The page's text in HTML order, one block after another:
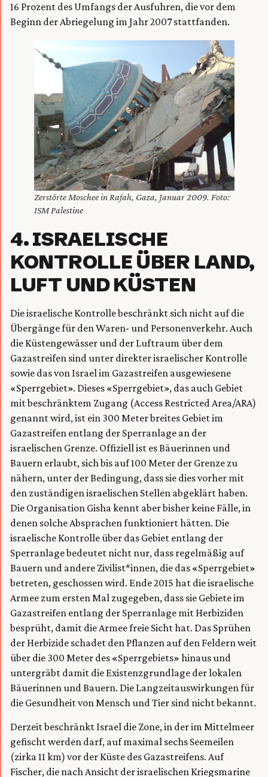
16 Prozent des Umfangs der Ausfuhren, die vor dem
Beginn der Abriegelung im Jahr 2007 stattfanden.
Zerstörte Moschee in Rafah, Gaza, Januar 2009. Foto:
ISM Palestine
4. ISRAELISCHE
KONTROLLE ÜBER LAND,
LUFT UND KÜSTEN
Die israelische Kontrolle beschränkt sich nicht auf die
Übergänge für den Waren- und Personenverkehr. Auch
die Küstengewässer und der Luftraum über dem
Gazastreifen sind unter direkter israelischer Kontrolle
sowie das von Israel im Gazastreifen ausgewiesene
«Sperrgebiet». Dieses «Sperrgebiet», das auch Gebiet
mit beschränktem Zugang (Access Restricted Area/ARA)
genannt wird, ist ein 300 Meter breites Gebiet im
Gazastreifen entlang der Sperranlage an der
israelischen Grenze. Offiziell ist es Bäuerinnen und
Bauern erlaubt, sich bis auf 100 Meter der Grenze zu
nähern, unter der Bedingung, dass sie dies vorher mit
den zuständigen israelischen Stellen abgeklärt haben.
Die Organisation Gisha kennt aber bisher keine Fälle, in
denen solche Absprachen funktioniert hätten. Die
israelische Kontrolle über das Gebiet entlang der
Sperranlage bedeutet nicht nur, dass regelmäßig auf
Bauern und andere Zivilist*innen, die das «Sperrgebiet»
betreten, geschossen wird. Ende 2015 hat die israelische
Armee zum ersten Mal zugegeben, dass sie Gebiete im
Gazastreifen entlang der Sperranlage mit Herbiziden
besprüht, damit die Armee freie Sicht hat. Das Sprühen
der Herbizide schadet den Pflanzen auf den Feldern weit
über die 300 Meter des «Sperrgebiets» hinaus und
untergräbt damit die Existenzgrundlage der lokalen
Bäuerinnen und Bauern. Die Langzeitauswirkungen für
die Gesundheit von Mensch und Tier sind nicht bekannt.
Derzeit beschränkt Israel die Zone, in der im Mittelmeer
gefischt werden darf, auf maximal sechs Seemeilen
(zirka 11 km) vor der Küste des Gazastreifens. Auf
Fischer, die nach Ansicht der israelischen Kriegsmarine